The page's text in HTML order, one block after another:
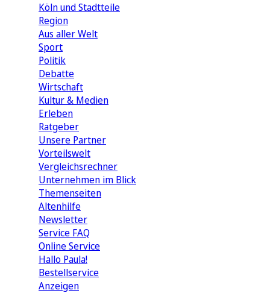
Köln und Stadtteile
Region
Aus aller Welt
Sport
Politik
Debatte
Wirtschaft
Kultur & Medien
Erleben
Ratgeber
Unsere Partner
Vorteilswelt
Vergleichsrechner
Unternehmen im Blick
Themenseiten
Altenhilfe
Newsletter
Service FAQ
Online Service
Hallo Paula!
Bestellservice
Anzeigen